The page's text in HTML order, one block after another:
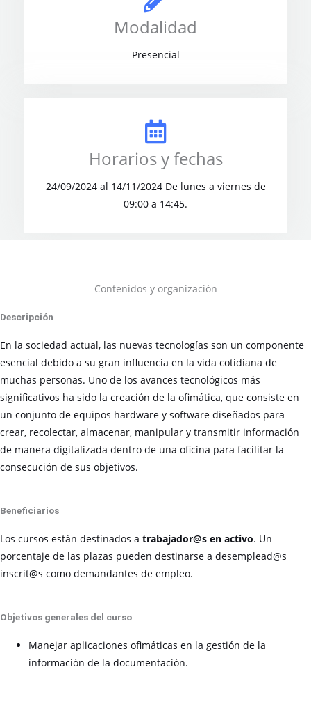
Modalidad
Presencial
Horarios y fechas
24/09/2024 al 14/11/2024 De lunes a viernes de
09:00 a 14:45.
Contenidos y organización
Descripción
En la sociedad actual, las nuevas tecnologías son un componente
esencial debido a su gran influencia en la vida cotidiana de
muchas personas. Uno de los avances tecnológicos más
significativos ha sido la creación de la ofimática, que consiste en
un conjunto de equipos hardware y software diseñados para
crear, recolectar, almacenar, manipular y transmitir información
de manera digitalizada dentro de una oficina para facilitar la
consecución de sus objetivos.
Beneficiarios
Los cursos están destinados a trabajador@s en activo. Un
porcentaje de las plazas pueden destinarse a desemplead@s
inscrit@s como demandantes de empleo.
Objetivos generales del curso
Manejar aplicaciones ofimáticas en la gestión de la
información de la documentación.